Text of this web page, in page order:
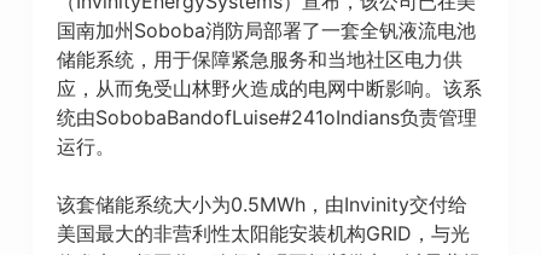
国南加州Soboba消防局部署了一套全钒液流电池
储能系统，用于保障紧急服务和当地社区电力供
应，从而免受山林野火造成的电网中断影响。该系
统由SobobaBandofLuise#241oIndians负责管理
运行。
该套储能系统大小为0.5MWh，由Invinity交付给
美国最大的非营利性太阳能安装机构GRID，与光